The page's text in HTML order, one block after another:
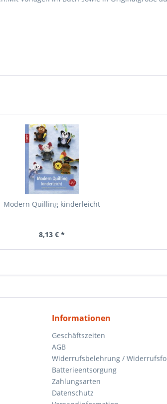
Modern Quilling kinderleicht
8,13 € *
Informationen
Geschäftszeiten
AGB
Widerrufsbelehrung /
Batterieentsorgung
Zahlungsarten
Datenschutz